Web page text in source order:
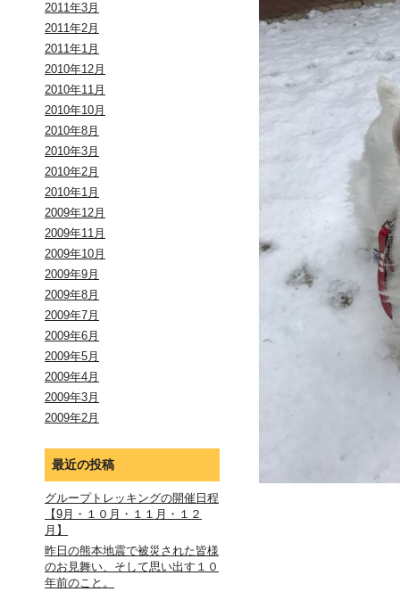
2011年3月
2011年2月
2011年1月
2010年12月
2010年11月
2010年10月
2010年8月
2010年3月
2010年2月
2010年1月
2009年12月
2009年11月
2009年10月
2009年9月
2009年8月
2009年7月
2009年6月
2009年5月
2009年4月
2009年3月
2009年2月
最近の投稿
グループトレッキングの開催日程
【9月・１０月・１１月・１２
月】
昨日の熊本地震で被災された皆様
のお見舞い、そして思い出す１０
年前のこと。